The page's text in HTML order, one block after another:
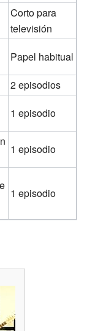
Corto para
televisión
Papel habitual
2 episodios
1 episodio
1 episodio
1 episodio